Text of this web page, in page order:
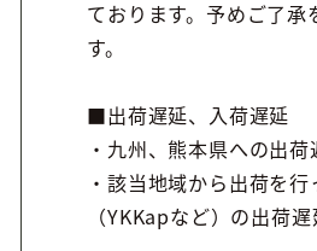
ております。予めご了承
す。
■出荷遅延、入荷遅延
・九州、熊本県への出荷
・該当地域から出荷を
（YKKapなど）の出荷遅